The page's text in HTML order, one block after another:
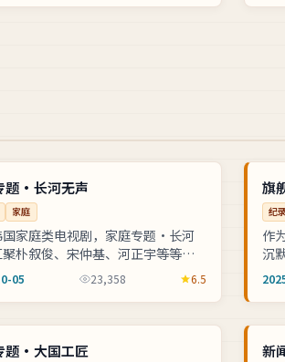
题·长河无声
家庭
国家庭类电视剧，家庭专题·长河
朴叙俊、宋仲基、河正宇等等实
金元锡操刀执导。科教栏目用可
式解读前沿科技突破，全片支持高...
05 23,358 6.5
中国
旗
纪
作
沉
等
题·大国工匠 英国
新